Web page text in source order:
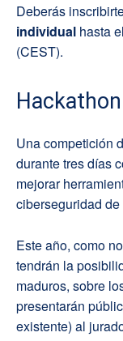
Deberás
individual hasta
(CEST).
Hackathon
Una competición
durante tres días
mejorar
ciberseguridad
Este año, como
tendrán la
maduros, sobre
presentarán
existente) al